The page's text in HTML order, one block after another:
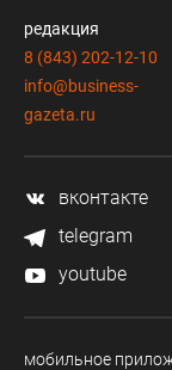
редакция
8 (843) 202-12-10
info@business-
gazeta.ru
вконтакте
telegram
youtube
мобильное